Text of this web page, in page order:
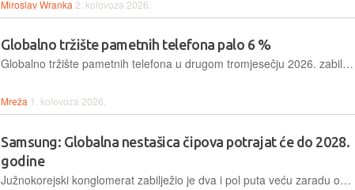
Miroslav Wranka 2. kolovoza 2026.
Globalno tržište pametnih telefona palo 6 %
Globalno tržište pametnih telefona u drugom tromjesečju 2026. zabilježilo je pad isporuka od šest posto na godišnjoj razini
Mreža 1. kolovoza 2026.
Samsung: Globalna nestašica čipova potrajat će do 2028.
godine
Južnokorejski konglomerat zabilježio je dva i pol puta veću zaradu od prodaje čipova, ali je ceh platio odjel za mobilne uređaje.